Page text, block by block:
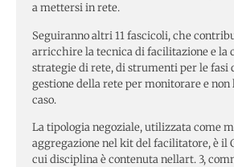
a mettersi in rete.
Seguiranno altri 11 fascicoli, che
arricchire la tecnica di facilitazione e la
strategie di rete, di strumenti per le fasi
gestione della rete per monitorare e non
caso.
La tipologia negoziale, utilizzata come
aggregazione nel kit del facilitatore, è il
cui disciplina è contenuta nellart. 3,